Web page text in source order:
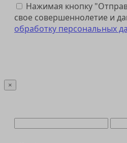
Нажимая кнопку
свое совершеннолетие и
обработку персональных
×